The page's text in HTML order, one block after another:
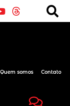
Quem somos Contato